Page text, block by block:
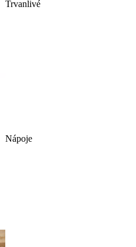
Trvanlivé
Nápoje